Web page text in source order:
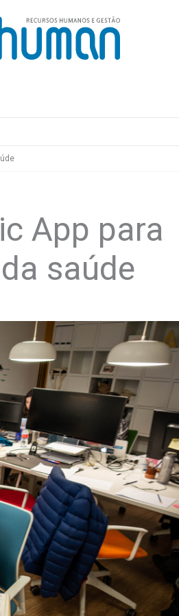
App para
saúde